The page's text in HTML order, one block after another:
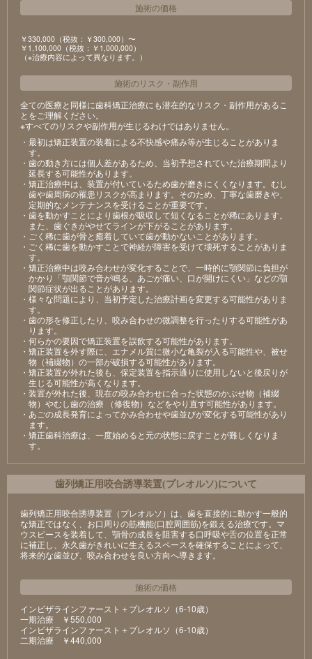
施術の価格
￥330,000（税抜：￥300,000）〜
￥1,100,000（税抜：￥1,000,000）
（※治療内容によって異なります。）
施術のリスク ・ 副作用
全ての医療と同様に歯科矯正治療にも潜在的なリスク・副作用があるこ
とをご理解ください。
※すべてのリスクや副作用が生じるわけではありません。
・最初は矯正装置の装着による不快感や痛み等が生じることがありま
す。
・歯の動き方には個人差があるため、当初予想されていた治療期間より
延長する可能性があります。
・矯正治療中は、装置が付いているため歯が磨きにくくなります。むし
歯や歯周病の罹患リスクが高まります。そのため、丁寧な歯磨きや、
定期的なメンテナンスを受けることが重要です。
・歯を動かすことにより歯根が吸収して短くなることが稀にあります。
また、歯ぐきがやせてラインが下がることがあります。
・ごく稀に歯が骨と癒着していて歯が動かないことがあります。
・ごく稀に歯を動かすことで神経が障害を受けて壊死することがありま
す。
・矯正治療中は咬み合わせが変化することで、一時的に顎関節に負担が
かかり「顎関節で音が鳴る、あごが痛い、口が開けにくい」などの顎
関節症状が出ることがあります。
・様々な問題により、当初予定した治療計画を変更する可能性がありま
す。
・歯の形を修正したり、咬み合わせの微調整を行ったりする可能性があ
ります。
・何らかの要因で矯正装置を誤飲する可能性があります。
・矯正装置を外す際に、エナメル質に微小な亀裂が入る可能性や、被せ
物（補綴物）の一部が破損する可能性があります。
・矯正装置が外れた後も、保定装置を指示通りに使用しないと後戻りが
生じる可能性が高くなります。
・装置が外れた後、現在の咬み合わせに合った状態のかぶせ物（補綴
物）やむし歯の治療 （修復物）などをやり直す可能性があります。
・あごの成長発育によってかみ合わせや歯並びが変化する可能性があり
ます。
・矯正歯科治療は、一度始めると元の状態に戻すことが難しくなりま
す。
⻭列矯正⽤咬合誘導装置(プレオルソ)について
歯列矯正用咬合誘導装置（プレオルソ）は、歯を直接的に動かす一般的
な矯正ではなく、お口周りの筋機能(口腔周囲筋)を鍛える治療です。マ
ウスピースを装着して、顎骨の成長を阻害する口呼吸や舌の位置を正常
に補正し、永久歯がきれいに生えるスペースを確保することによって、
将来的な歯並び、咬み合わせを良い方向へ導きます。
施術の価格
インビザラインファースト＋プレオルソ（6-10歳）
⼀期治療 ￥550,000
インビザラインファースト＋プレオルソ（6-10歳）
⼆期治療 ￥440,000